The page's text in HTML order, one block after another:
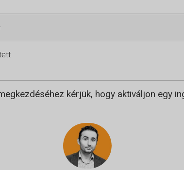
kérjük, hogy aktiváljon egy